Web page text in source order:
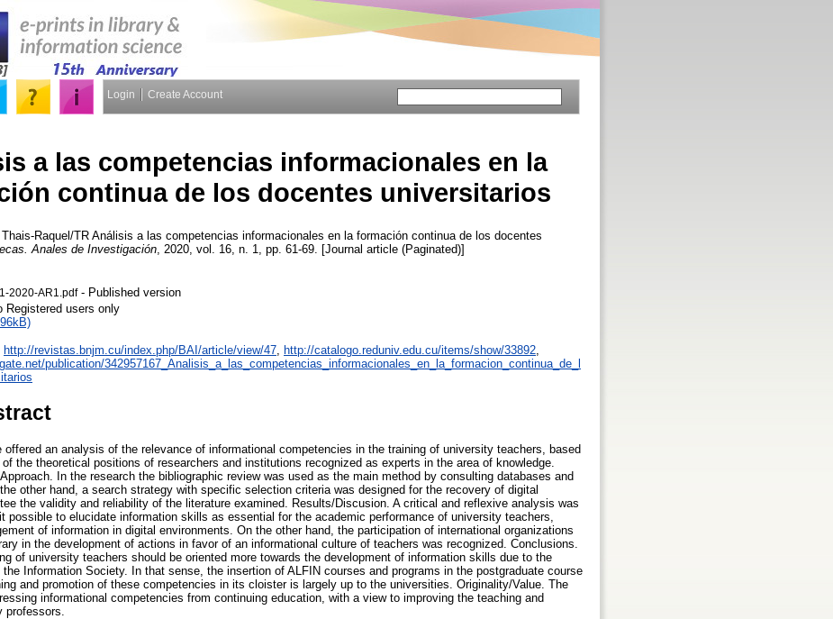
Login Create Account
a las competencias informacionales en la
continua de los docentes universitarios
Raquel/TR Análisis a las competencias informacionales en la formación continua de los docentes
Anales de Investigación , 2020, vol. 16, n. 1, pp. 61-69. [Journal article (Paginated)]
2020-AR1.pdf- Published version
Registered users only
http://revistas.bnjm.cu/index.php/BAI/article/view/47 http://catalogo.reduniv.edu.cu/items/show/33892
publication/342957167_Analisis_a_las_competencias_informacionales_en_la_formacion_continua_de_l
an analysis of the relevance of informational competencies in the training of university teachers, based
the theoretical positions of researchers and institutions recognized as experts in the area of knowledge.
In the research the bibliographic review was used as the main method by consulting databases and
other hand, a search strategy with specific selection criteria was designed for the recovery of digital
the validity and reliability of the literature examined. Results/Discusion. A critical and reflexive analysis was
possible to elucidate information skills as essential for the academic performance of university teachers,
of information in digital environments. On the other hand, the participation of international organizations
in the development of actions in favor of an informational culture of teachers was recognized. Conclusions.
of university teachers should be oriented more towards the development of information skills due to the
Information Society. In that sense, the insertion of ALFIN courses and programs in the postgraduate course
and promotion of these competencies in its cloister is largely up to the universities. Originality/Value. The
informational competencies from continuing education, with a view to improving the teaching and